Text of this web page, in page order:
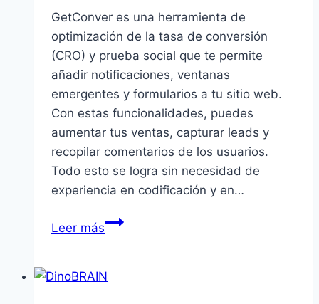
GetConver es una herramienta de
optimización de la tasa de conversión
(CRO) y prueba social que te permite
añadir notificaciones, ventanas
emergentes y formularios a tu sitio web.
Con estas funcionalidades, puedes
aumentar tus ventas, capturar leads y
recopilar comentarios de los usuarios.
Todo esto se logra sin necesidad de
experiencia en codificación y en…
Leer másGuía
GetConver: